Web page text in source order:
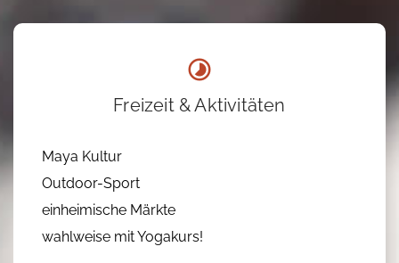
Freizeit & Aktivitäten
Maya Kultur
Outdoor-Sport
einheimische Märkte
wahlweise mit Yogakurs!